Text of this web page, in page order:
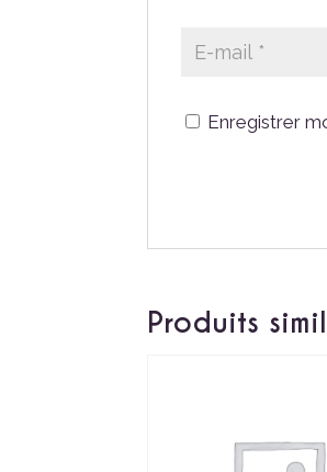
Enregistrer
Produits